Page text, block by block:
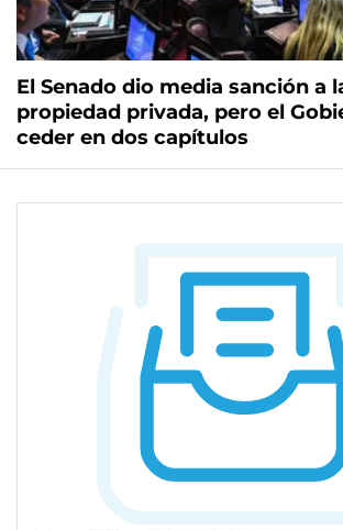
El Senado dio media sanción a
propiedad privada, pero el
ceder en dos capítulos